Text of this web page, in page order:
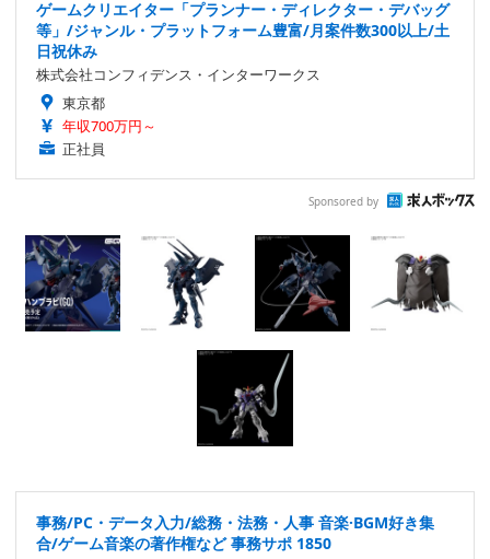
ゲームクリエイター「プランナー・ディレクター・デバッグ
等」/ジャンル・プラットフォーム豊富/月案件数300以上/土
日祝休み
株式会社コンフィデンス・インターワークス
東京都
年収700万円～
正社員
Sponsored by
事務/PC・データ入力/総務・法務・人事 音楽·BGM好き集
合/ゲーム音楽の著作権など 事務サポ 1850